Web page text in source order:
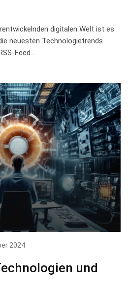
digitalen Welt ist es
neuesten Technologietrends
Feed…
2024
und